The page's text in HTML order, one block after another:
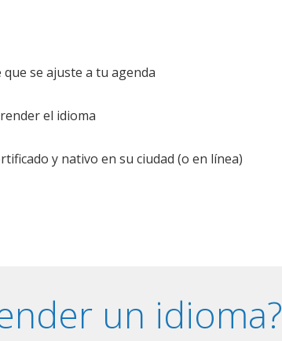
se ajuste a tu agenda
el idioma
y nativo en su ciudad (o en línea)
un idioma?